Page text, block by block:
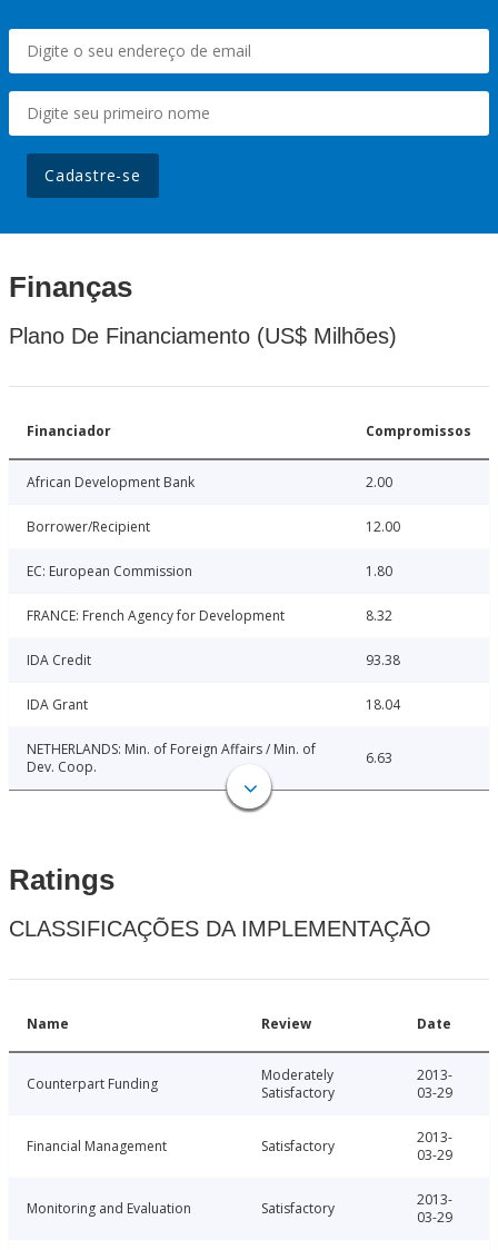
Cadastre-se
Finanças
Plano De Financiamento (US$ Milhões)
Financiador Compromissos
African Development Bank 2.00
Borrower/Recipient 12.00
EC: European Commission 1.80
FRANCE: French Agency for Development 8.32
IDA Credit 93.38
IDA Grant 18.04
NETHERLANDS: Min. of Foreign Affairs / Min. of
Dev. Coop.
6.63
Ratings
CLASSIFICAÇÕES DA IMPLEMENTAÇÃO
Name Review Date
Counterpart Funding
Moderately
Satisfactory
2013-
03-29
Financial Management Satisfactory
2013-
03-29
Monitoring and Evaluation Satisfactory
2013-
03-29